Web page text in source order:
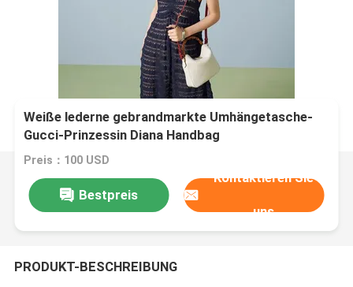
Weiße lederne gebrandmarkte Umhängetasche-
Gucci-Prinzessin Diana Handbag
Preis：100 USD
Bestpreis
Kontaktieren Sie
uns
PRODUKT-BESCHREIBUNG